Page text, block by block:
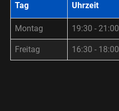
Tag Uhrzeit
Montag 19:30 - 21:00
Freitag 16:30 - 18:00